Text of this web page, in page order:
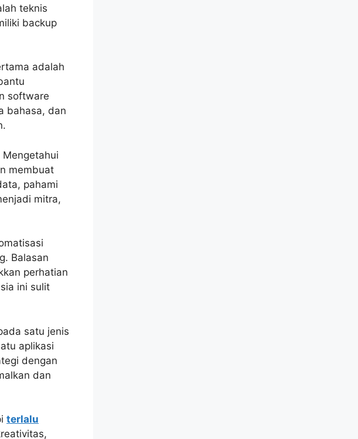
teknis
backup
adalah
software
bahasa, dan
membuat
pahami
mitra,
Balasan
perhatian
ini sulit
satu jenis
aplikasi
dengan
dan
terlalu